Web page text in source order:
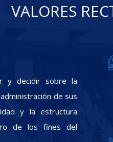
VALORES
y decidir sobre la
de sus
y la estructura
de los fines del